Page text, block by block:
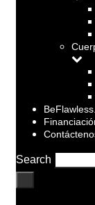
Search